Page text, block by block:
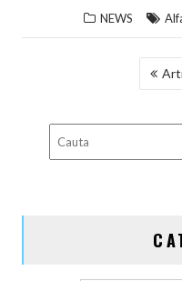
NEWS
ARTICOLE